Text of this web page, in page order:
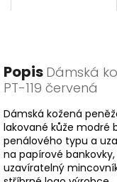
Popis Dámská
PT-119 červená
Dámská kožená
lakované kůže modré
penálového typu a
na papírové
uzavíratelný